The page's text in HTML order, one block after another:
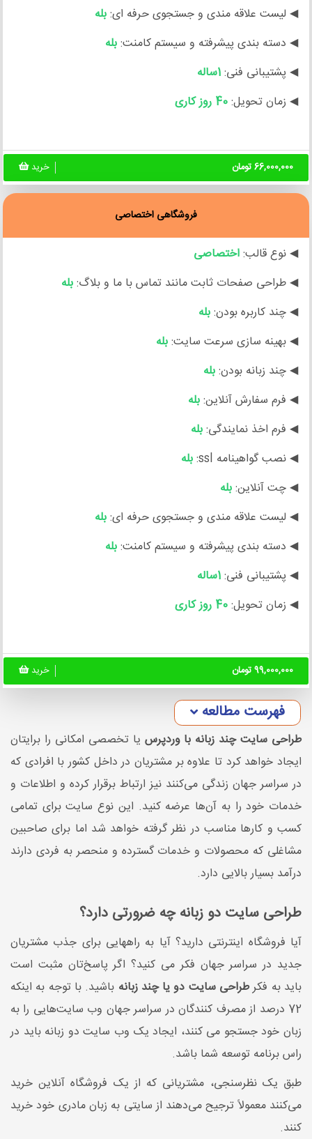
◀ لیست علاقه مندی و جستجوی حرفه ای:بله
◀ دسته بندی پیشرفته و سیستم کامنت:بله
◀ پشتیبانی فنی:1ساله
◀ زمان تحویل:40 روز کاری
66,000,000 تومان خرید
فروشگاهی اختصاصی
◀ نوع قالب:اختصاصی
◀ طراحی صفحات ثابت مانند تماس با ما و بلاگ:بله
◀ چند کاربره بودن:بله
◀ بهینه سازی سرعت سایت:بله
◀ چند زبانه بودن:بله
◀ فرم سفارش آنلاین:بله
◀ فرم اخذ نمایندگی:بله
◀ نصب گواهینامه ssl:
بله
◀ چت آنلاین:بله
◀ لیست علاقه مندی و جستجوی حرفه ای:بله
◀ دسته بندی پیشرفته و سیستم کامنت:بله
◀ پشتیبانی فنی:1ساله
◀ زمان تحویل:40 روز کاری
99,000,000 تومان خرید
فهرست مطالعه
طراحی سایت چند زبانه با وردپرس یا تخصصی امکانی را برایتان
ایجاد خواهد کرد تا علاوه بر مشتریان در داخل کشور با افرادی که
در سراسر جهان زندگی می‌کنند نیز ارتباط برقرار کرده و اطلاعات و
خدمات خود را به آن‌ها عرضه کنید. این نوع سایت برای تمامی
کسب و کارها مناسب در نظر گرفته خواهد شد اما برای صاحبین
مشاغلی که محصولات و خدمات گسترده و منحصر به فردی دارند
درآمد بسیار بالایی دارد.
طراحی سایت دو زبانه چه ضرورتی دارد؟
آیا فروشگاه اینترنتی دارید؟ آیا به راههایی برای جذب مشتریان
جدید در سراسر جهان فکر می کنید؟ اگر پاسخ‌تان مثبت است
باید به فکرطراحی سایت دو یا چند زبانه باشید. با توجه به اینکه
72 درصد از مصرف کنندگان در سراسر جهان وب سایت‌هایی را به
زبان خود جستجو می کنند، ایجاد یک وب سایت دو زبانه باید در
راس برنامه توسعه شما باشد.
طبق یک نظرسنجی، مشتریانی که از یک فروشگاه آنلاین خرید
می‌کنند معمولاً ترجیح می‌دهند از سایتی به زبان مادری خود خرید
کنند.